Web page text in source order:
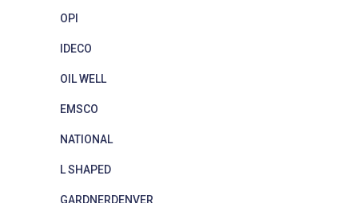
OPI
IDECO
OIL WELL
EMSCO
NATIONAL
L SHAPED
GARDNERDENVER